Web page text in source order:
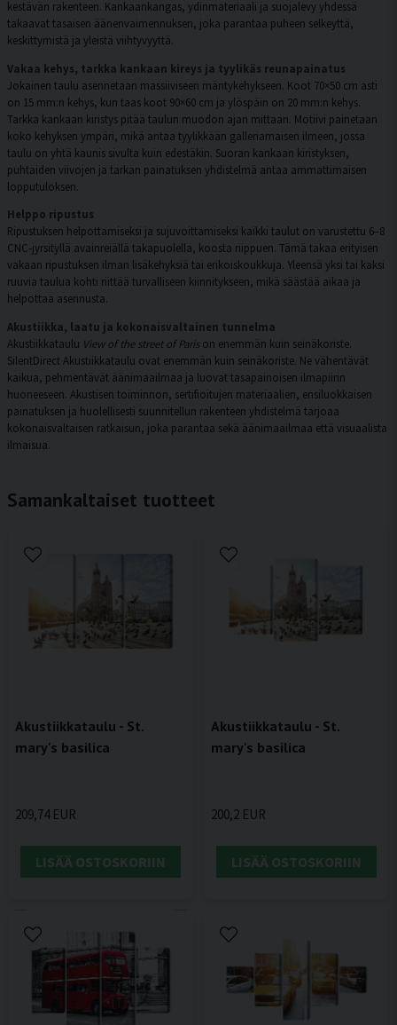
kestävän rakenteen. Kankaankangas, ydinmateriaali ja suojalevy yhdessä
takaavat tasaisen äänenvaimennuksen, joka parantaa puheen selkeyttä,
keskittymistä ja yleistä viihtyvyyttä.
Vakaa kehys, tarkka kankaan kireys ja tyylikäs reunapainatus
Jokainen taulu asennetaan massiiviseen mäntykehykseen. Koot 70×50 cm asti
on 15 mm:n kehys, kun taas koot 90×60 cm ja ylöspäin on 20 mm:n kehys.
Tarkka kankaan kiristys pitää taulun muodon ajan mittaan. Motiivi painetaan
koko kehyksen ympäri, mikä antaa tyylikkään galleriamaisen ilmeen, jossa
taulu on yhtä kaunis sivulta kuin edestäkin. Suoran kankaan kiristyksen,
puhtaiden viivojen ja tarkan painatuksen yhdistelmä antaa ammattimaisen
lopputuloksen.
Helppo ripustus
Ripustuksen helpottamiseksi ja sujuvoittamiseksi kaikki taulut on varustettu 6–8
CNC-jyrsityllä avainreiällä takapuolella, koosta riippuen. Tämä takaa erityisen
vakaan ripustuksen ilman lisäkehyksiä tai erikoiskoukkuja. Yleensä yksi tai kaksi
ruuvia taulua kohti riittää turvalliseen kiinnitykseen, mikä säästää aikaa ja
helpottaa asennusta.
Akustiikka, laatu ja kokonaisvaltainen tunnelma
Akustiikkataulu View of the street of Parison enemmän kuin seinäkoriste.
SilentDirect Akustiikkataulu ovat enemmän kuin seinäkoriste. Ne vähentävät
kaikua, pehmentävät äänimaailmaa ja luovat tasapainoisen ilmapiirin
huoneeseen. Akustisen toiminnon, sertifioitujen materiaalien, ensiluokkaisen
painatuksen ja huolellisesti suunnitellun rakenteen yhdistelmä tarjoaa
kokonaisvaltaisen ratkaisun, joka parantaa sekä äänimaailmaa että visuaalista
ilmaisua.
Samankaltaiset tuotteet
Akustiikkataulu - St.
mary's basilica
209,74 EUR
LISÄÄ OSTOSKORIIN
Akustiikkataulu - St.
mary's basilica
200,2 EUR
LISÄÄ OSTOSKORIIN